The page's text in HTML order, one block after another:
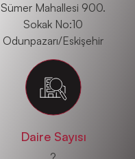
Sümer Mahallesi 900.
Sokak No:10
Odunpazarı/Eskişehir
Daire Sayısı